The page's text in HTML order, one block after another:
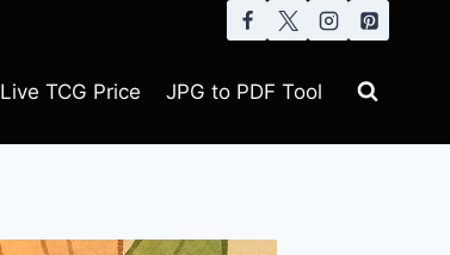
Live TCG Price JPG to PDF Tool